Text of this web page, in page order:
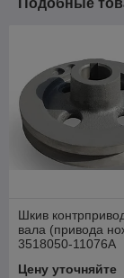
Шкив
вала (привода
3518050-11076А
Цену уточняйте